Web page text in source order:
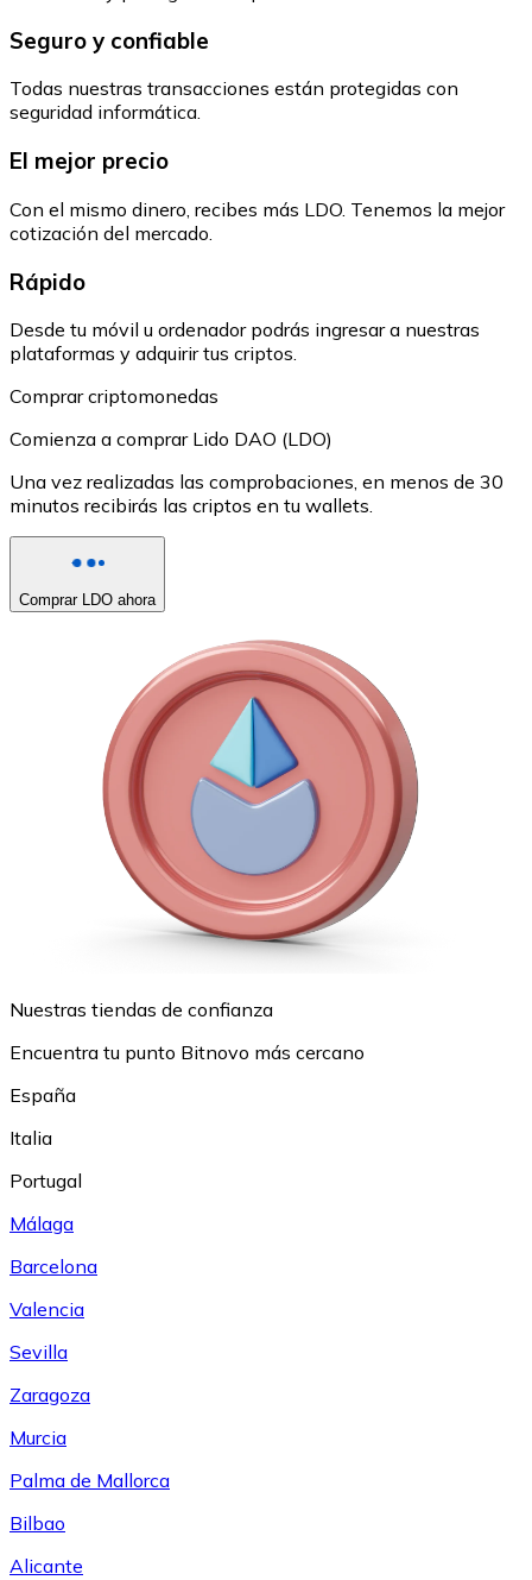
Seguro y confiable
Todas nuestras transacciones están protegidas con
seguridad informática.
El mejor precio
Con el mismo dinero, recibes más LDO. Tenemos la mejor
cotización del mercado.
Rápido
Desde tu móvil u ordenador podrás ingresar a nuestras
plataformas y adquirir tus criptos.
Comprar criptomonedas
Comienza a comprar Lido DAO (LDO)
Una vez realizadas las comprobaciones, en menos de 30
minutos recibirás las criptos en tu wallets.
Comprar LDO ahora
Nuestras tiendas de confianza
Encuentra tu punto Bitnovo más cercano
España
Italia
Portugal
Málaga
Barcelona
Valencia
Sevilla
Zaragoza
Murcia
Palma de Mallorca
Bilbao
Alicante